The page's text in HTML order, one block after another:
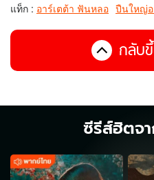
แท็ก : อาร์เตต้า ฟันหลอ ปืนใหญ่อ
กลับ
ซีรีส์ฮิตจ